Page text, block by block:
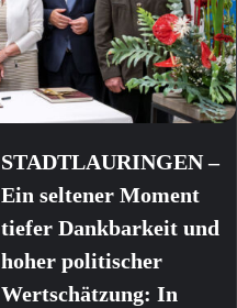
STADTLAURINGEN –
Ein seltener Moment
tiefer Dankbarkeit und
hoher politischer
Wertschätzung: In